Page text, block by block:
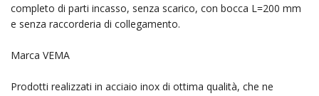
completo di parti incasso, senza scarico, con bocca L=200 mm
e senza raccorderia di collegamento.
Marca VEMA
Prodotti realizzati in acciaio inox di ottima qualità, che ne